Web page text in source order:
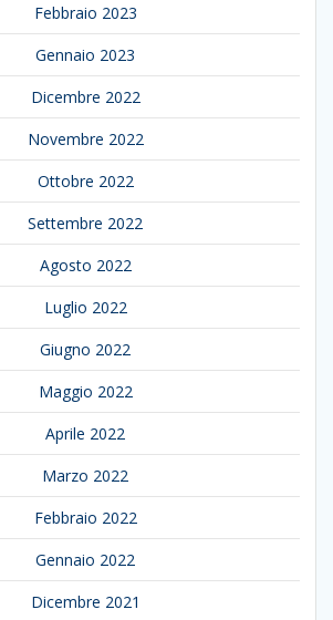
Febbraio 2023
Gennaio 2023
Dicembre 2022
Novembre 2022
Ottobre 2022
Settembre 2022
Agosto 2022
Luglio 2022
Giugno 2022
Maggio 2022
Aprile 2022
Marzo 2022
Febbraio 2022
Gennaio 2022
Dicembre 2021